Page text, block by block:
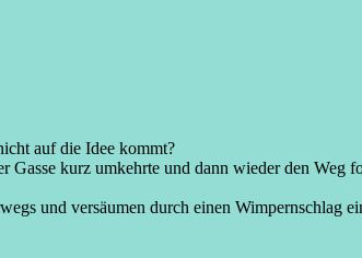
auf die Idee kommt?
kurz umkehrte und dann wieder den Weg
und versäumen durch einen Wimpernschlag